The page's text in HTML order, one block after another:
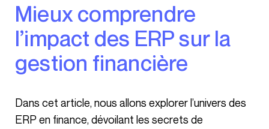
Mieux comprendre
l’impact des ERP sur la
gestion financière
Dans cet article, nous allons explorer l’univers des
ERP en finance, dévoilant les secrets de